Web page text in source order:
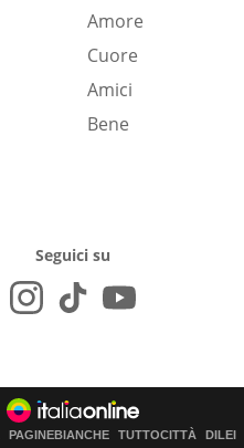
Amore
Cuore
Amici
Bene
Seguici su
PAGINEBIANCHE TUTTOCITTÀ DILEI